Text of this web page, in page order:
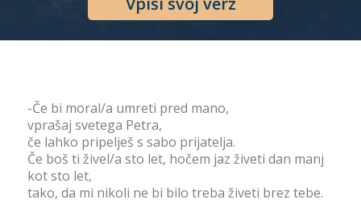
-Če bi moral/a umreti pred mano,
vprašaj svetega Petra,
če lahko pripelješ s sabo prijatelja.
Če boš ti živel/a sto let, hočem jaz živeti dan manj
kot sto let,
tako, da mi nikoli ne bi bilo treba živeti brez tebe.